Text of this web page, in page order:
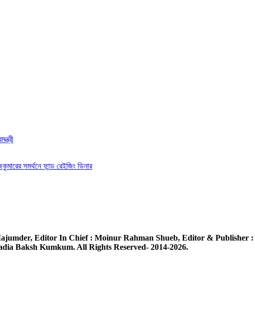
সমর্থনে ফান্ড রেইজিং ডিনার
Editor In Chief : Moinur Rahman Shueb, Editor & Publisher :
Baksh Kumkum. All Rights Reserved- 2014-2026.